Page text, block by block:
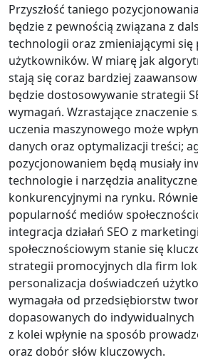
Przyszłość taniego
będzie z pewnością związana z
technologii oraz zmieniającymi
użytkowników. W miarę jak
stają się coraz bardziej
będzie dostosowywanie strategii
wymagań. Wzrastające znaczenie
uczenia maszynowego może
danych oraz optymalizacji treści;
pozycjonowaniem będą musiały
technologie i narzędzia
konkurencyjnymi na rynku.
popularność mediów
integracja działań SEO z
społecznościowym stanie się
strategii promocyjnych dla firm
personalizacja doświadczeń
wymagała od przedsiębiorstw
dopasowanych do
z kolei wpłynie na sposób
oraz dobór słów kluczowych.